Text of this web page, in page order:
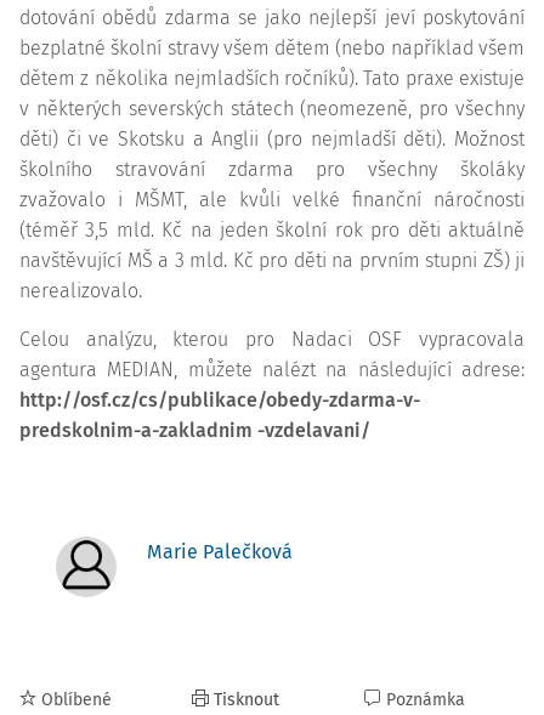
dotování obědů zdarma se jako nejlepší jeví poskytování
bezplatné školní stravy všem dětem (nebo například všem
dětem z několika nejmladších ročníků). Tato praxe existuje
v některých severských státech (neomezeně, pro všechny
děti) či ve Skotsku a Anglii (pro nejmladší děti). Možnost
školního stravování zdarma pro všechny školáky
zvažovalo i MŠMT, ale kvůli velké finanční náročnosti
(téměř 3,5 mld. Kč na jeden školní rok pro děti aktuálně
navštěvující MŠ a 3 mld. Kč pro děti na prvním stupni ZŠ) ji
nerealizovalo.
Celou analýzu, kterou pro Nadaci OSF vypracovala
agentura MEDIAN, můžete nalézt na následující adrese:
http://osf.cz/cs/publikace/obedy-zdarma-v-
predskolnim-a-zakladnim -vzdelavani/
Marie Palečková
Oblíbené Tisknout Poznámka